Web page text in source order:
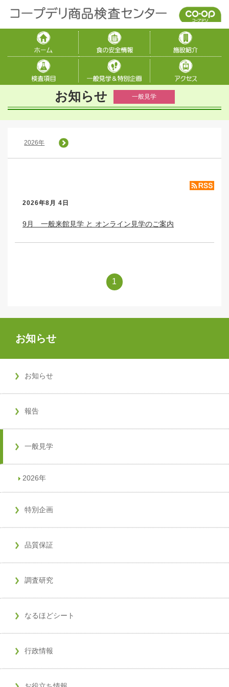
お知らせ 一般見学
2026年
2026年8月 4日
9月 一般来館見学 と オンライン見学のご案内
1
お知らせ
お知らせ
報告
一般見学
2026年
特別企画
品質保証
調査研究
なるほどシート
行政情報